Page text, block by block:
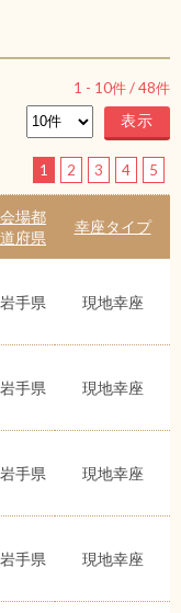
1 - 10件 /48件
1 2 3 4 5
会場都
道府県
幸座タイプ
岩手県 現地幸座
岩手県 現地幸座
岩手県 現地幸座
岩手県 現地幸座